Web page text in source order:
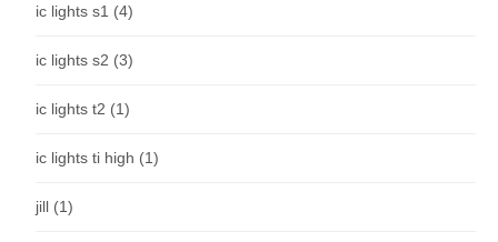
ic lights s1 (4)
ic lights s2 (3)
ic lights t2 (1)
ic lights ti high (1)
jill (1)